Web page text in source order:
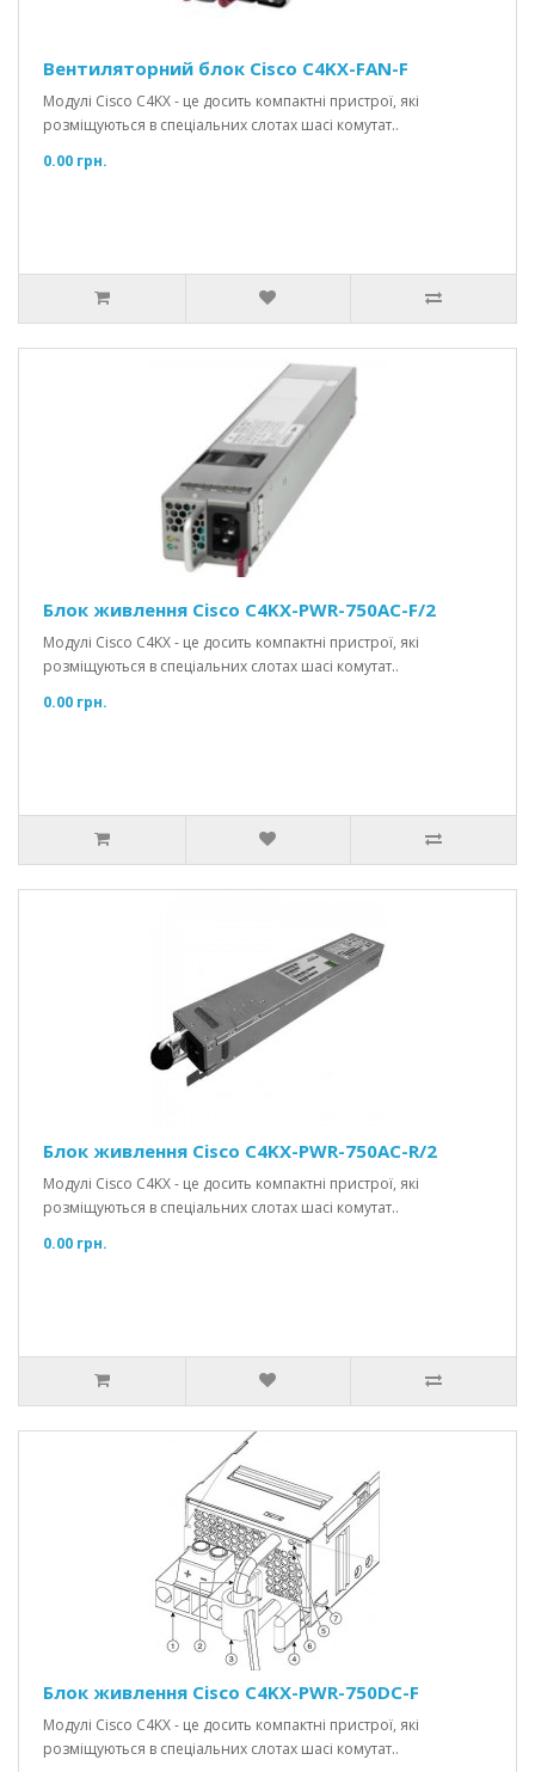
Вентиляторний блок Cisco C4KX-FAN-F
Модулі Cisco C4KX - це досить компактні пристрої, які
розміщуються в спеціальних слотах шасі комутат..
0.00 грн.
Блок живлення Cisco C4KX-PWR-750AC-F/2
Модулі Cisco C4KX - це досить компактні пристрої, які
розміщуються в спеціальних слотах шасі комутат..
0.00 грн.
Блок живлення Cisco C4KX-PWR-750AC-R/2
Модулі Cisco C4KX - це досить компактні пристрої, які
розміщуються в спеціальних слотах шасі комутат..
0.00 грн.
Блок живлення Cisco C4KX-PWR-750DC-F
Модулі Cisco C4KX - це досить компактні пристрої, які
розміщуються в спеціальних слотах шасі комутат..